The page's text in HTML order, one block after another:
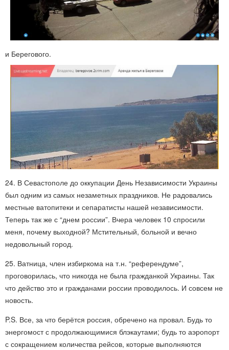
и Берегового.
24. В Севастополе до оккупации День Независимости Украины
был одним из самых незаметных праздников. Не радовались
местные ватопитеки и сепаратисты нашей независимости.
Теперь так же с “днем россии”. Вчера человек 10 спросили
меня, почему выходной? Мстительный, больной и вечно
недовольный город.
25. Ватница, член избиркома на т.н. “референдуме”,
проговорилась, что никогда не была гражданкой Украины. Так
что действо это и гражданами россии проводилось. И совсем не
новость.
P.S. Все, за что берётся россия, обречено на провал. Будь то
энергомост с продолжающимися блэкаутами; будь то аэропорт
с сокращением количества рейсов, которые выполняются